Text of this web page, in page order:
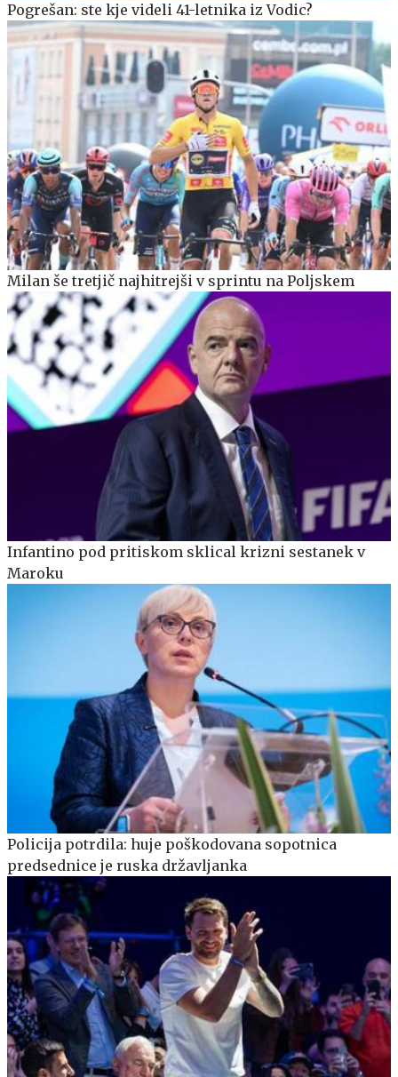
Pogrešan: ste kje videli 41-letnika iz Vodic?
Milan še tretjič najhitrejši v sprintu na Poljskem
Infantino pod pritiskom sklical krizni sestanek v
Maroku
Policija potrdila: huje poškodovana sopotnica
predsednice je ruska državljanka